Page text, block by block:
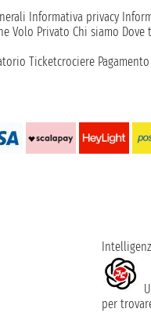
Informativa privacy
Volo Privato Chi siamo Dove
Ticketcrociere
per